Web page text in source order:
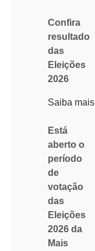
Confira
resultado
das
Eleições
2026
Saiba mais
Está
aberto o
período
de
votação
das
Eleições
2026 da
Mais